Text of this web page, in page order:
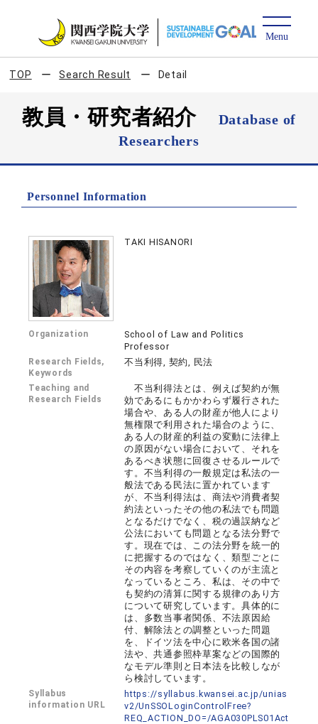
TOP Search Result Detail
教員・研究者紹介
Database of
Researchers
Personnel Information
TAKI HISANORI
Organization
School of Law and Politics
Professor
Research Fields,
Keywords
不当利得, 契約, 民法
Teaching and
Research Fields
不当利得法とは、例えば契約が無
効であるにもかかわらず履行された
場合や、ある人の財産が他人により
無権限で利用された場合のように、
ある人の財産的利益の変動に法律上
の原因がない場合において、それを
あるべき状態に回復させるルールで
す。不当利得の一般規定は私法の一
般法である民法に置かれています
が、不当利得法は、商法や消費者契
約法といったその他の私法でも問題
となるだけでなく、税の過誤納など
公法においても問題となる法分野で
す。現在では、この法分野を統一的
に把握するのではなく、類型ごとに
その内容を考察していくのが主流と
なっているところ、私は、その中で
も契約の清算に関する規律のあり方
について研究しています。具体的に
は、多数当事者関係、不法原因給
付、解除法との調整といった問題
を、ドイツ法を中心に欧米各国の諸
法や、共通参照枠草案などの国際的
なモデル準則と日本法を比較しなが
ら検討しています。
Syllabus
information URL
https://syllabus.kwansei.ac.jp/unias
v2/UnSSOLoginControlFree?
REQ_ACTION_DO=/AGA030PLS01Act